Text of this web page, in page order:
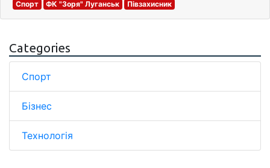
Спорт ФК "Зоря" Луганськ Півзахисник
Categories
Спорт
Бізнес
Технологія